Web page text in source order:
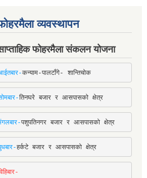
9851034034]
व्यवस्थापन
फोहरमैला संकलन योजना
कन्याम-पालटाँगे- शान्तिचोक
तिनघरे बजार र आसपासको क्षेत्र
पशुपतिनगर बजार र आसपासको क्षेत्र
हर्कटे बजार र आसपासको क्षेत्र